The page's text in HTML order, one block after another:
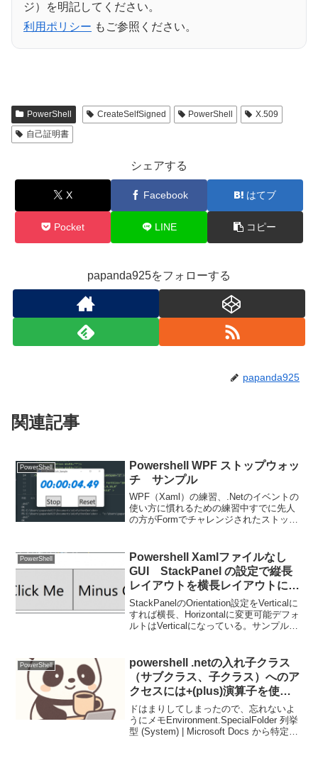
ジ）を明記してください。
利用ポリシー もご参照ください。
PowerShell CreateSelfSigned PowerShell
X.509
自己証明書
シェアする
X Facebook はてブ
Pocket LINE コピー
papanda925をフォローする
papanda925
関連記事
PowerShell
Powershell WPF ストップウォッ
チ サンプル
WPF（Xaml）の練習、.Netのイベントの
使い方に慣れるための練習中すでに先人
の方がFormでチャレンジされたストップ
い方に慣れてきたGridを使って、場所
を...
PowerShell
Powershell Xamlファイルなし
GUI StackPanel の設定で縦長
レイアウトを横長レイアウトに変
更する方法
StackPanelのOrientation設定をVerticalに
すれば横長、Horizontalに変更可能デフォ
ルトはVerticalになっている。サンプルコ
PowerShell
powershell .netの入れ子クラス
（サブクラス、子クラス）へのア
クセスには+(plus)演算子を使
う 例えば
[System.Environment+SpecialF
older]というように
ドはまりしてしまったので、忘れないよ
うにメモEnvironment.SpecialFolder 列挙
型 (System) | Microsoft Docs から特定の